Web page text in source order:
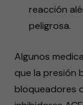
reacción
peligrosa.
Algunos
que la presión
bloqueadores